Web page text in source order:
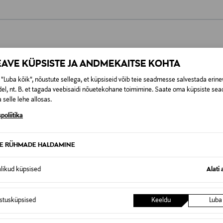
KÜPSISTE JA ANDMEKAITSE KOHTA
kõik", nõustute sellega, et küpsiseid võib teie seadmesse salvestada
nt. B. et tagada veebisaidi nõuetekohane toimimine. Saate oma küpsiste
selle lehe allosas.
RÜHMADE HALDAMINE
küpsised Alati
Keeldu Luba
0,00 €
0,00 € – 4,90 €
KA